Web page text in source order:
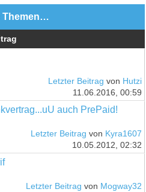
Themen…
Letzter Beitrag von Hutzi
11.06.2016, 00:59
auch PrePaid!
Letzter Beitrag von Kyra1607
10.05.2012, 02:32
Letzter Beitrag von Mogway32